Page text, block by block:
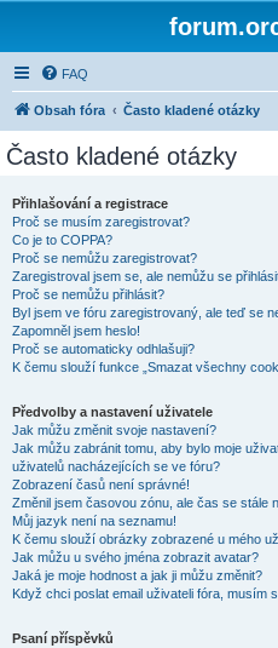
FAQ
Obsah fóra Často kladené otázky
Často kladené otázky
Přihlašování a registrace
Proč se musím zaregistrovat?
Co je to COPPA?
Proč se nemůžu zaregistrovat?
Zaregistroval jsem se, ale nemůžu se
Proč se nemůžu přihlásit?
Byl jsem ve fóru zaregistrovaný, ale teď se
Zapomněl jsem heslo!
Proč se automaticky odhlašuji?
K čemu slouží funkce „Smazat všechny
Předvolby a nastavení uživatele
Jak můžu změnit svoje nastavení?
Jak můžu zabránit tomu, aby bylo moje
uživatelů nacházejících se ve fóru?
Zobrazení časů není správné!
Změnil jsem časovou zónu, ale čas se stále
Můj jazyk není na seznamu!
K čemu slouží obrázky zobrazené u mého
Jak můžu u svého jména zobrazit avatar?
Jaká je moje hodnost a jak ji můžu změnit?
Když chci poslat email uživateli fóra, musím
Psaní příspěvků